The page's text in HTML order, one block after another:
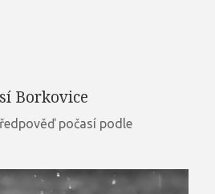
Borkovice
počasí podle